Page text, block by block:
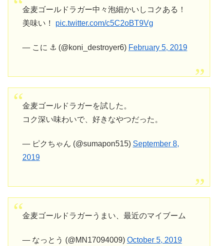
金麦ゴールドラガー中々泡細かいしコクある！
美味い！ pic.twitter.com/c5C2oBT9Vg
— こに ⚓️ (@koni_destroyer6) February 5, 2019
金麦ゴールドラガーを試した。
コク深い味わいで、好きなやつだった。
— ピクちゃん (@sumapon515) September 8,
2019
金麦ゴールドラガーうまい、最近のマイブーム
— なっとう (@MN17094009) October 5, 2019